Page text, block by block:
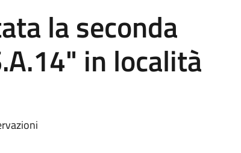
la seconda
in località